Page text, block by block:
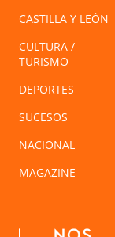
CASTILLA Y LEÓN
CULTURA /
TURISMO
DEPORTES
SUCESOS
NACIONAL
MAGAZINE